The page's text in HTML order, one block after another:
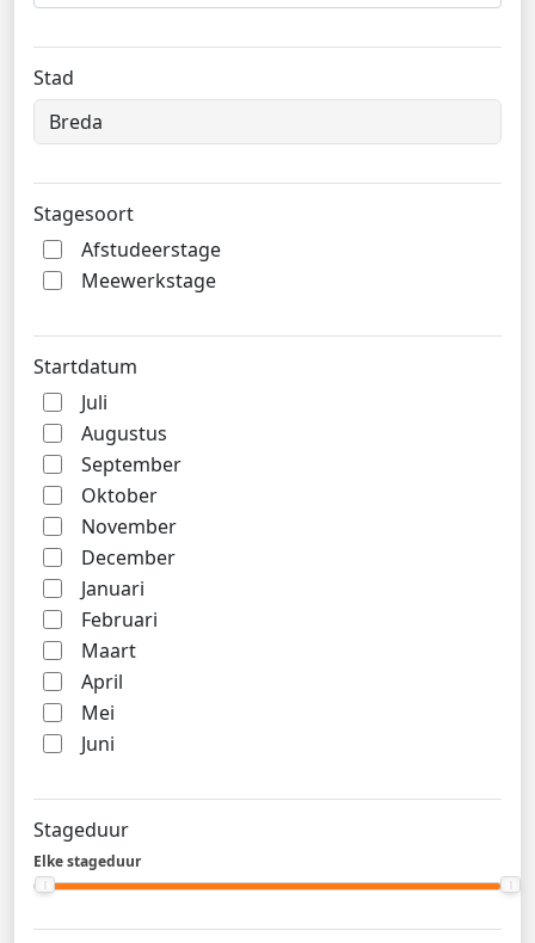
Stad
Stagesoort
Afstudeerstage
Meewerkstage
Startdatum
Juli
Augustus
September
Oktober
November
December
Januari
Februari
Maart
April
Mei
Juni
Stageduur
Elke stageduur